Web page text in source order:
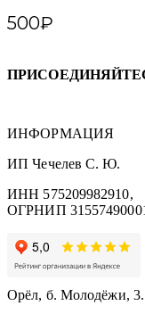
500₽
ИНФОРМАЦИЯ
ИП Чечелев С. Ю.
ИНН 575209982910,
ОГРНИП
Орёл, б. Молодёжи, 3.